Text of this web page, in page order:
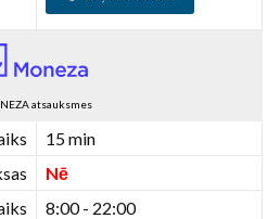
atsauksmes
15 min
Nē
8:00 - 22:00